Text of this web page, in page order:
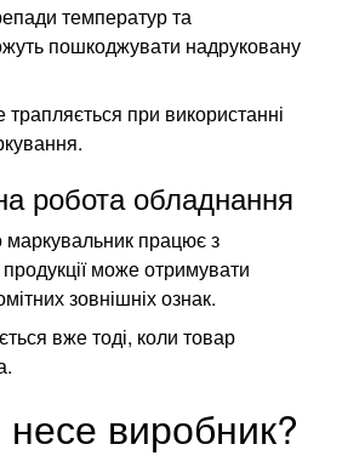
температур та
пошкоджувати надруковану
при використанні
робота обладнання
працює з
може отримувати
зовнішніх ознак.
вже тоді, коли товар
несе виробник?